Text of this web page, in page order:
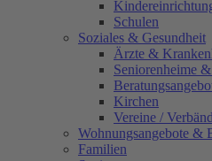
Schulen
Soziales & Gesundheit
Ärzte &
Seniorenheime
Kirchen
Vereine /
Wohnungsangebote &
Familien